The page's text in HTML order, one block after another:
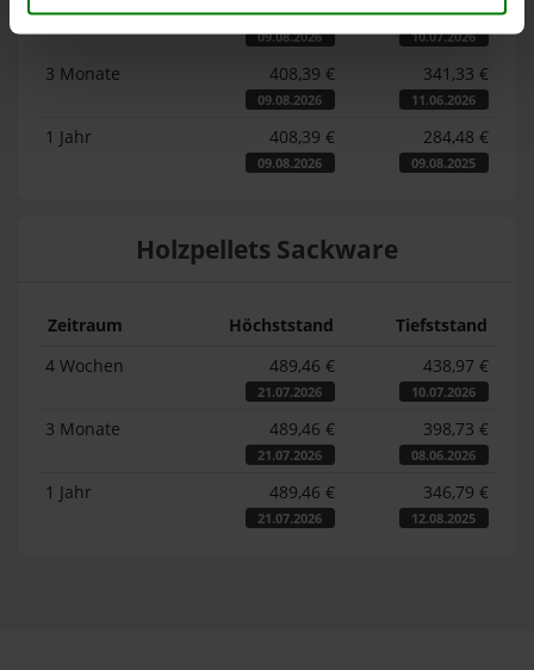
4 Wochen
408,39 €
09.08.2026
379,85 €
10.07.2026
3 Monate 408,39 €
09.08.2026
341,33 €
11.06.2026
1 Jahr 408,39 €
09.08.2026
284,48 €
09.08.2025
Holzpellets Sackware
Zeitraum Höchststand
Tiefststand
4 Wochen
489,46 €
21.07.2026
438,97 €
10.07.2026
3 Monate 489,46 €
21.07.2026
398,73 €
08.06.2026
1 Jahr 489,46 €
21.07.2026
346,79 €
12.08.2025